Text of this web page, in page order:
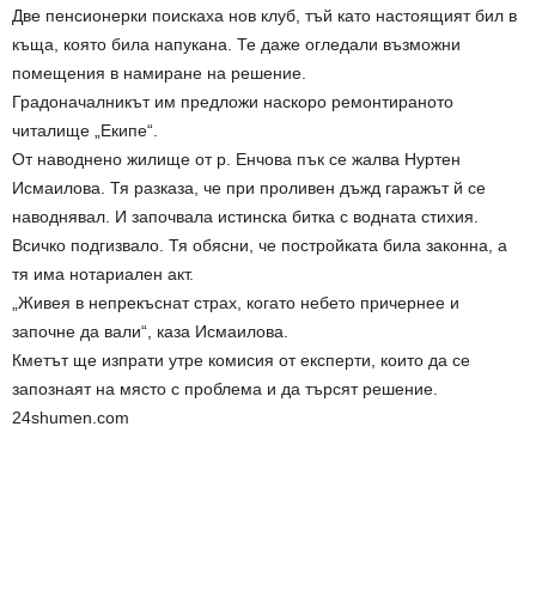
Две пенсионерки поискаха нов клуб, тъй като настоящият бил в
къща, която била напукана. Те даже огледали възможни
помещения в намиране на решение.
Градоначалникът им предложи наскоро ремонтираното
читалище „Екипе“.
От наводнено жилище от р. Енчова пък се жалва Нуртен
Исмаилова. Тя разказа, че при проливен дъжд гаражът й се
наводнявал. И започвала истинска битка с водната стихия.
Всичко подгизвало. Тя обясни, че постройката била законна, а
тя има нотариален акт.
„Живея в непрекъснат страх, когато небето причернее и
започне да вали“, каза Исмаилова.
Кметът ще изпрати утре комисия от експерти, които да се
запознаят на място с проблема и да търсят решение.
24shumen.com